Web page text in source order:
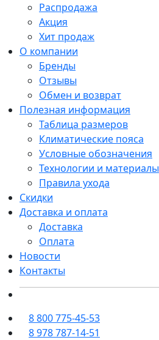
Распродажа
Акция
Хит продаж
О компании
Бренды
Отзывы
Обмен и возврат
Полезная информация
Таблица размеров
Климатические пояса
Условные обозначения
Технологии и материалы
Правила ухода
Скидки
Доставка и оплата
Доставка
Оплата
Новости
Контакты
8 800 775-45-53
8 978 787-14-51